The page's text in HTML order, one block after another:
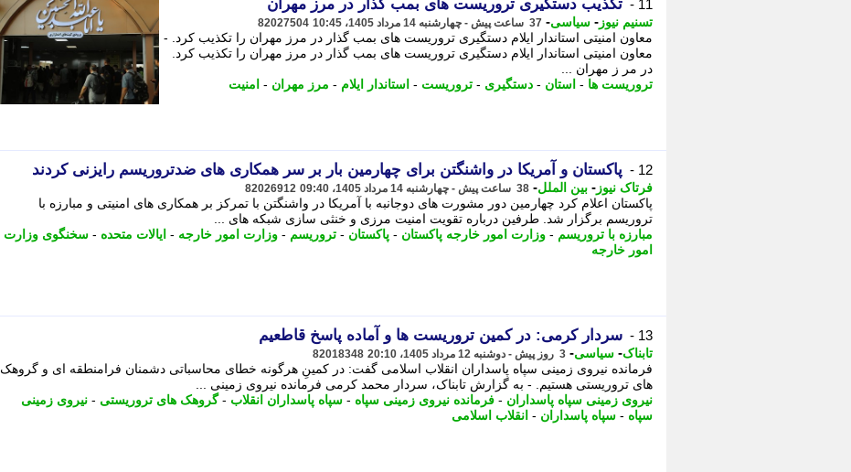
11 - تکذیب دستگیری تروریست های بمب گذار در مرز مهران
تسنیم نیوز - سیاسی- 37 ساعت پیش - چهارشنبه 14 مرداد 1405، 10:45 82027504
معاون امنیتی استاندار ایلام دستگیری تروریست های بمب گذار در مرز مهران را تکذیب کرد. -
معاون امنیتی استاندار ایلام دستگیری تروریست های بمب گذار در مرز مهران را تکذیب کرد.
در مر ز مهران ...
تروریست ها - استان - دستگیری - تروریست - استاندار ایلام - مرز مهران - امنیت
12 - پاکستان و آمریکا در واشنگتن برای چهارمین بار بر سر همکاری های ضدتروریسم رایزنی کردند
فرتاک نیوز - بین الملل- 38 ساعت پیش - چهارشنبه 14 مرداد 1405، 09:40 82026912
پاکستان اعلام کرد چهارمین دور مشورت های دوجانبه با آمریکا در واشنگتن با تمرکز بر همکاری های امنیتی و مبارزه با
تروریسم برگزار شد. طرفین درباره تقویت امنیت مرزی و خنثی سازی شبکه های ...
مبارزه با تروریسم - وزارت امور خارجه پاکستان - پاکستان - تروریسم - وزارت امور خارجه - ایالات متحده - سخنگوی وزارت
امور خارجه
13 - سردار کرمی: در کمین تروریست ها و آماده پاسخ قاطعیم
تابناک- سیاسی- 3 روز پیش - دوشنبه 12 مرداد 1405، 20:10 82018348
فرمانده نیروی زمینی سپاه پاسداران انقلاب اسلامی گفت: در کمینِ هرگونه خطای محاسباتی دشمنان فرامنطقه ای و گروهک
های تروریستی هستیم. - به گزارش تابناک، سردار محمد کرمی فرمانده نیروی زمینی ...
نیروی زمینی سپاه پاسداران - فرمانده نیروی زمینی سپاه - سپاه پاسداران انقلاب -گروهک های تروریستی - نیروی زمینی
سپاه - سپاه پاسداران - انقلاب اسلامی